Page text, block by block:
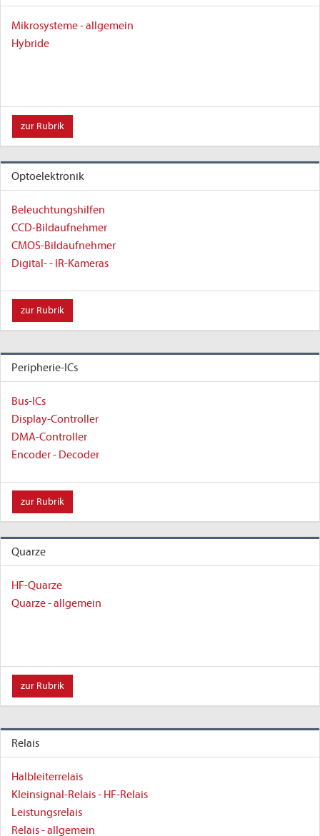
Mikrosysteme - allgemein
Hybride
zur Rubrik
Optoelektronik
Beleuchtungshilfen
CCD-Bildaufnehmer
CMOS-Bildaufnehmer
Digital- - IR-Kameras
zur Rubrik
Peripherie-ICs
Bus-ICs
Display-Controller
DMA-Controller
Encoder - Decoder
zur Rubrik
Quarze
HF-Quarze
Quarze - allgemein
zur Rubrik
Relais
Halbleiterrelais
Kleinsignal-Relais - HF-Relais
Leistungsrelais
Relais - allgemein